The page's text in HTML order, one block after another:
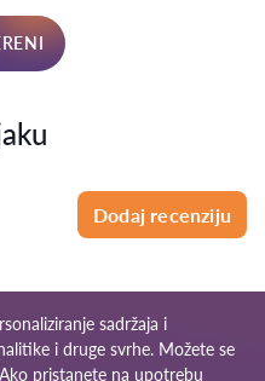
Dodaj recenziju
sadržaja i
i druge svrhe. Možete se
pristanete na upotrebu